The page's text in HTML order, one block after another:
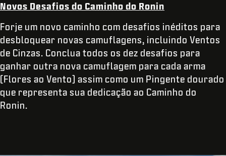
Novos Desafios do Caminho do Ronin
Forje um novo caminho com desafios inéditos para
desbloquear novas camuflagens, incluindo Ventos
de Cinzas. Conclua todos os dez desafios para
ganhar outra nova camuflagem para cada arma
(Flores ao Vento) assim como um Pingente dourado
que representa sua dedicação ao Caminho do
Ronin.